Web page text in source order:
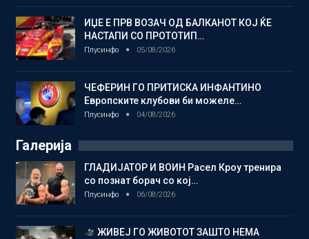
ИЏЕ Е ПРВ ВОЗАЧ ОД БАЛКАНОТ КОЈ ЌЕ
НАСТАПИ СО ПРОТОТИП…
Плусинфо 05/08/2026
ЧЕФЕРИН ГО ПРИТИСКА ИНФАНТИНО
Европските клубови би можеле…
Плусинфо 04/08/2026
Галерија
ГЛАДИЈАТОР И ВОИН Расел Кроу тренира
со познат борач со кој…
Плусинфо 06/08/2026
ЖИВЕЈ ГО ЖИВОТОТ ЗАШТО НЕМА